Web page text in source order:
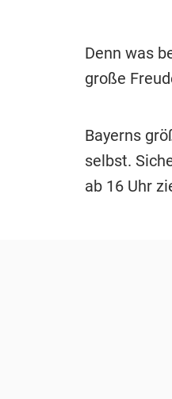
Denn was
große
Bayerns
selbst.
ab 16 Uhr